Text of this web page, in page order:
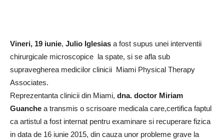
Vineri, 19 iunie, Julio Iglesias a fost supus unei interventii
chirurgicale microscopice la spate, si se afla sub
supravegherea medicilor clinicii Miami Physical Therapy
Associates.
Reprezentanta clinicii din Miami, dna. doctor Miriam
Guanche a transmis o scrisoare medicala care,certifica faptul
ca artistul a fost internat pentru examinare si recuperare fizica
in data de 16 iunie 2015, din cauza unor probleme grave la